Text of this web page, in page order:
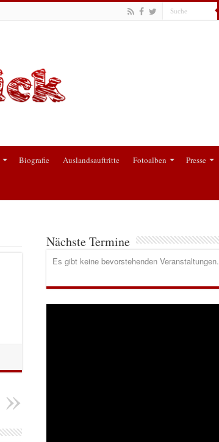
Biografie Auslandsauftritte Fotoalben Presse
Nächste Termine
Es gibt keine bevorstehenden Veranstaltungen.